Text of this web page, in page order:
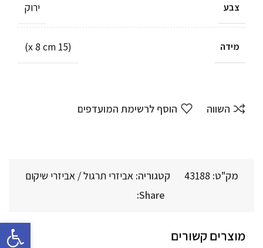
צבע ירוק
מידה (15 x 8 cm)
השווה הוסף לרשימת המועדפים
מק"ט: 43188 קטגוריה: אביזרי תרגול / אביזרי שיקום
Share:
מוצרים קשורים פתח